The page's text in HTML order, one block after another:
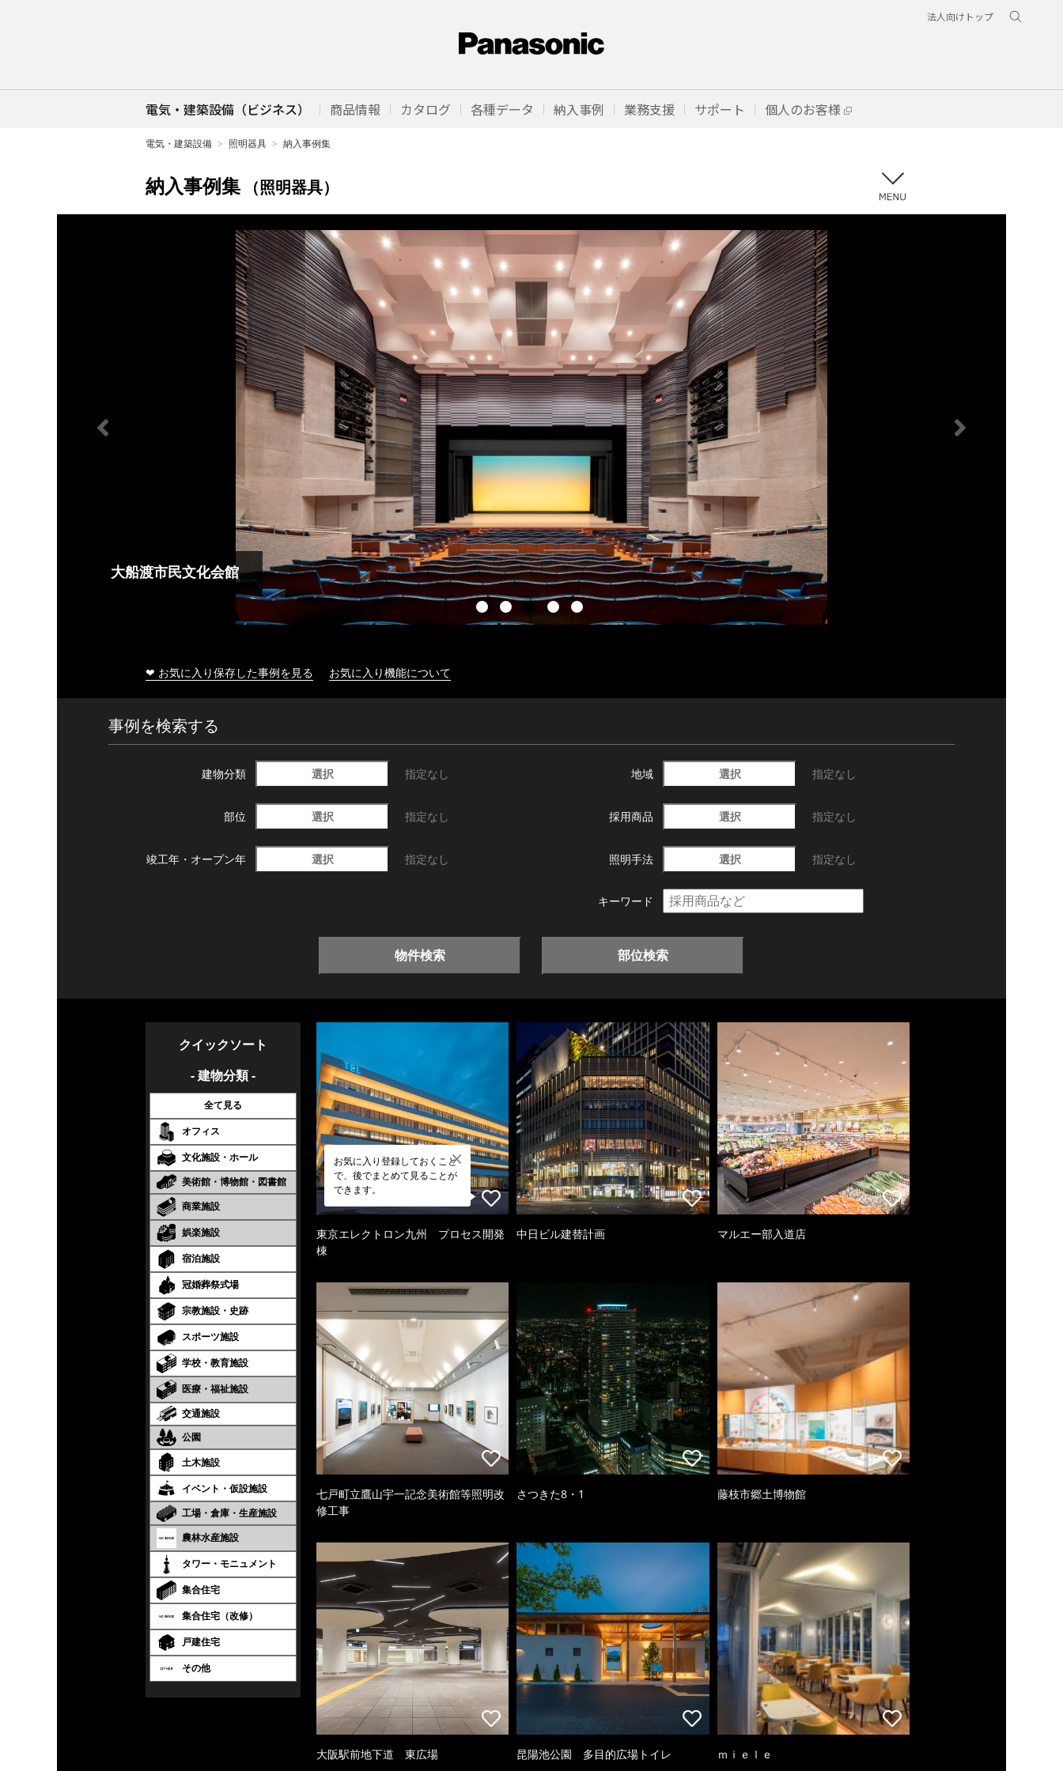
法人向けトップ
電気・建築設備（ビジネス） 商品情報 カタログ 各種データ 納入事例 業務支援 サポート 個人のお客様
電気・建築設備 照明器具 納入事例集
納入事例集 （照明器具）
大船渡市民文化会館
❤ お気に入り保存した事例を見る お気に入り機能について
事例を検索する
建物分類 選択 指定なし 地域 選択 指定なし
部位 選択 指定なし 採用商品 選択 指定なし
竣工年・ オープン年 選択 指定なし 照明手法 選択 指定なし
キーワード
物件検索 部位検索
クイックソート
- 建物分類 -
全て見る
オフィス
文化施設・ホール
美術館・博物館・図書館
商業施設
娯楽施設
宿泊施設
冠婚葬祭式場
宗教施設・史跡
スポーツ施設
学校・教育施設
医療・福祉施設
交通施設
公園
土木施設
イベント・仮設施設
工場・倉庫・生産施設
農林水産施設
タワー・モニュメント
集合住宅
集合住宅（改修）
戸建住宅
その他
お気に入り登録しておくこと
で、後でまとめて見ることが
できます。
東京エレクトロン九州 プロセス開発
棟
中日ビル建替計画 マルエー部入道店
七戸町立鷹山宇一記念美術館等照明改
修工事
さつきた8・1 藤枝市郷土博物館
大阪駅前地下道 東広場 昆陽池公園 多目的広場トイレ ｍｉｅｌｅ